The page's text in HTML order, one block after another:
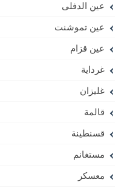
عين الدفلى
عين تموشنت
عين قزام
غرداية
غليزان
قالمة
قسنطينة
مستغانم
معسكر